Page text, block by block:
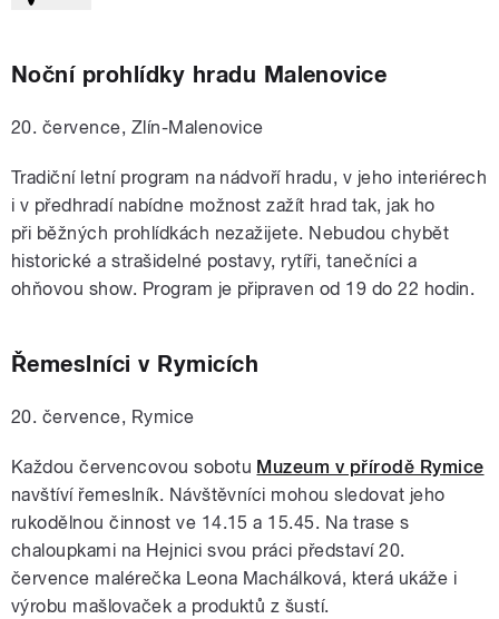
Noční prohlídky hradu Malenovice
20. července, Zlín-Malenovice
Tradiční letní program na nádvoří hradu, v jeho interiérech
i v předhradí nabídne možnost zažít hrad tak, jak ho
při běžných prohlídkách nezažijete. Nebudou chybět
historické a strašidelné postavy, rytíři, tanečníci a
ohňovou show. Program je připraven od 19 do 22 hodin.
Řemeslníci v Rymicích
20. července, Rymice
Každou červencovou sobotu Muzeum v přírodě Rymice
navštíví řemeslník. Návštěvníci mohou sledovat jeho
rukodělnou činnost ve 14.15 a 15.45. Na trase s
chaloupkami na Hejnici svou práci představí 20.
července malérečka Leona Machálková, která ukáže i
výrobu mašlovaček a produktů z šustí.